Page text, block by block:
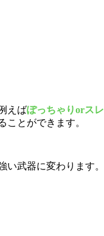
えばぽっちゃりorス
ことができます。
武器に変わります